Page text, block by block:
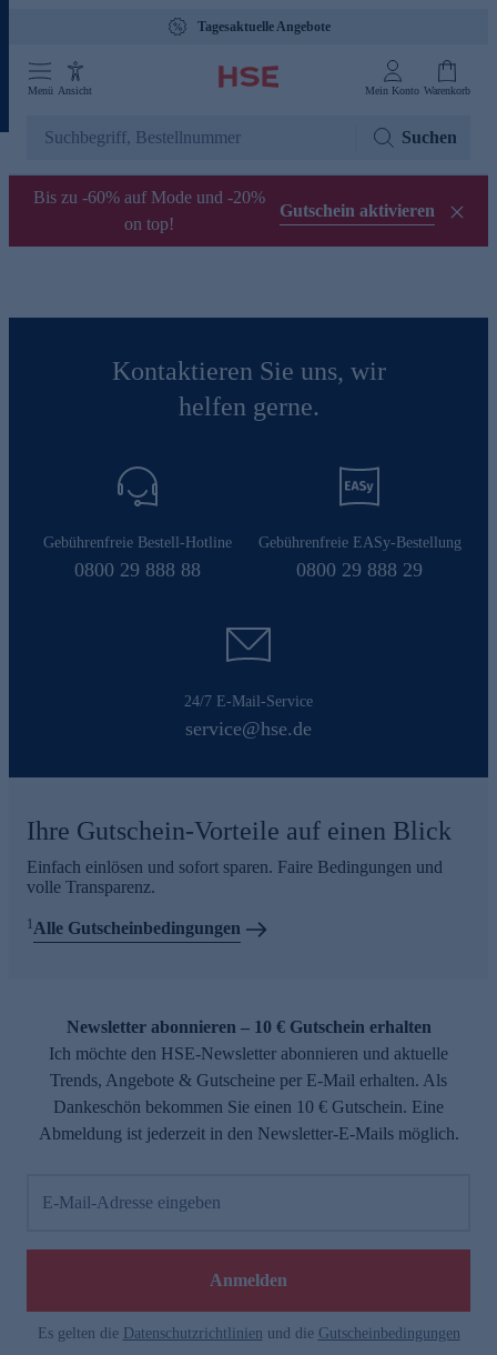
Tagesaktuelle Angebote
Menü Ansicht Mein Konto Warenkorb
Suchen
Bis zu -60% auf Mode und -20%
on top!
Gutschein aktivieren
Kontaktieren Sie uns, wir
helfen gerne.
Gebührenfreie Bestell-Hotline
0800 29 888 88
Gebührenfreie EASy-Bestellung
0800 29 888 29
24/7 E-Mail-Service
service@hse.de
Ihre Gutschein-Vorteile auf einen Blick
Einfach einlösen und sofort sparen. Faire Bedingungen und
volle Transparenz.
1Alle Gutscheinbedingungen
Newsletter abonnieren – 10 € Gutschein erhalten
Ich möchte den HSE-Newsletter abonnieren und aktuelle
Trends, Angebote & Gutscheine per E-Mail erhalten. Als
Dankeschön bekommen Sie einen 10 € Gutschein. Eine
Abmeldung ist jederzeit in den Newsletter-E-Mails möglich.
E-Mail-Adresse eingeben
Anmelden
Es gelten die Datenschutzrichtlinien und die Gutscheinbedingungen